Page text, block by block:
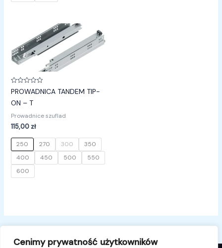
Cenimy prywatność użytkowników
Oceniono
0
na
5
PROWADNICA TANDEM TIP-
ON – T
Prowadnice szuflad
115,00 zł
250 270 300
350
400
450 500
550
600